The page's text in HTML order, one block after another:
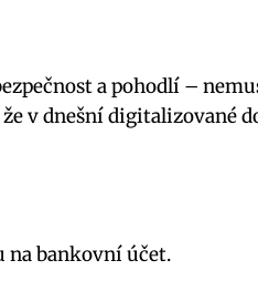
a pohodlí –
v dnešní digitalizované
na bankovní účet.